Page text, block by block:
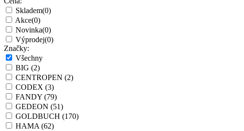
Skladem(0)
Akce(0)
Novinka(0)
Výprodej(0)
Značky:
Všechny
BIG (2)
CENTROPEN (2)
CODEX (3)
FANDY (79)
GEDEON (51)
GOLDBUCH (170)
HAMA(62)